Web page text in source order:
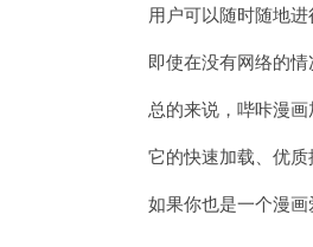
用户可以随时随地进
即使在没有网络的情
总的来说，哔咔漫画
它的快速加载、优质
如果你也是一个漫画